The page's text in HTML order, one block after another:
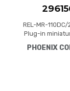
REL-MR-110DC/
Plug-in
contact for high
PHOENIX